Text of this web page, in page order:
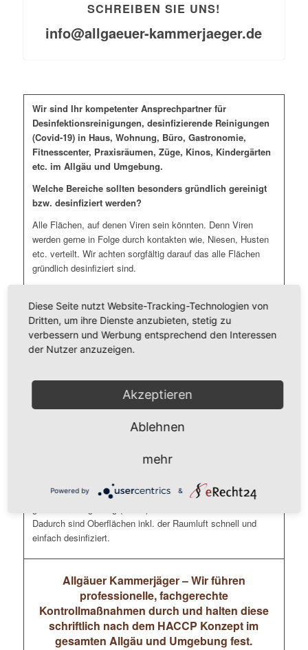
SCHREIBEN SIE UNS!
info@allgaeuer-kammerjaeger.de
Wir sind Ihr kompetenter Ansprechpartner für
Desinfektionsreinigungen, desinfizierende Reinigungen
(Covid-19) in Haus, Wohnung, Büro, Gastronomie,
Fitnesscenter, Praxisräumen, Züge, Kinos, Kindergärten
etc. im Allgäu und Umgebung.
Welche Bereiche sollten besonders gründlich gereinigt
bzw. desinfiziert werden?
Alle Flächen, auf denen Viren sein könnten. Denn Viren
werden gerne in Folge durch kontakten wie, Niesen, Husten
etc. verteilt. Wir achten sorgfältig darauf das alle Flächen
gründlich desinfiziert sind.
Wir empfehlen folgende Maßnahmen:
Türklinken, Türgriffe, Fenstergriffe, Handläufe und Treppen
Sanitärbereiche (Toilettendeckel und Spühlknöpfe) und
Lichtschalter und Heizungsthermostate
Tastaturen, Mäuse, Schreibtische, Telefone, Schränke
Kaltverneblung im Mikrotröpfchen-Bereich (Nebel) durch, die
die Gefahr einer Ansteckung deutlich reduziert. Dafür
verwenden wir geeignete Desinfektionsmittel die sich in der
Dadurch sind Oberflächen inkl. der Raumluft schnell und
einfach desinfiziert.
Allgäuer Kammerjäger – Wir führen
professionelle, fachgerechte
Kontrollmaßnahmen durch und halten diese
schriftlich nach dem HACCP Konzept im
gesamten Allgäu und Umgebung fest.
Diese Seite nutzt Website-Tracking-Technologien von
Dritten, um ihre Dienste anzubieten, stetig zu
verbessern und Werbung entsprechend den Interessen
der Nutzer anzuzeigen.
Akzeptieren
Ablehnen
mehr
Powered by &